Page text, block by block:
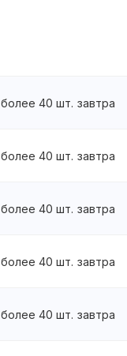
более 40 шт. завтра
более 40 шт. завтра
более 40 шт. завтра
более 40 шт. завтра
более 40 шт. завтра